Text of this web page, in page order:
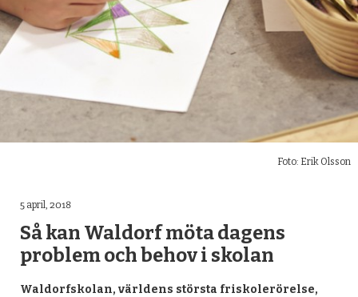
Foto: Erik Olsson
5 april, 2018
Så kan Waldorf möta dagens
problem och behov i skolan
Waldorfskolan, världens största friskolerörelse,